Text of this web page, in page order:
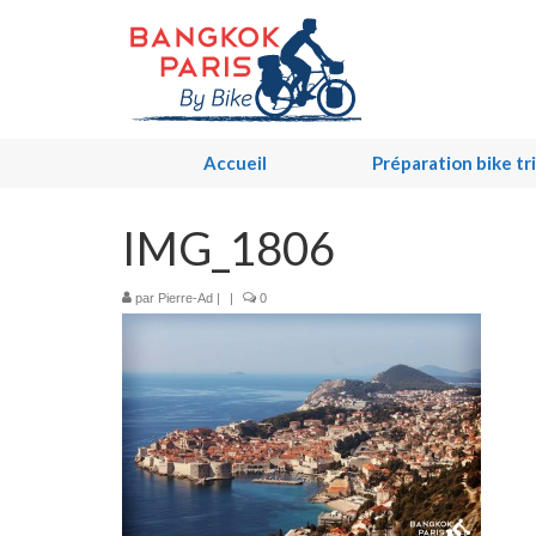
Accueil Préparation bike
IMG_1806
par Pierre-Ad | | 0